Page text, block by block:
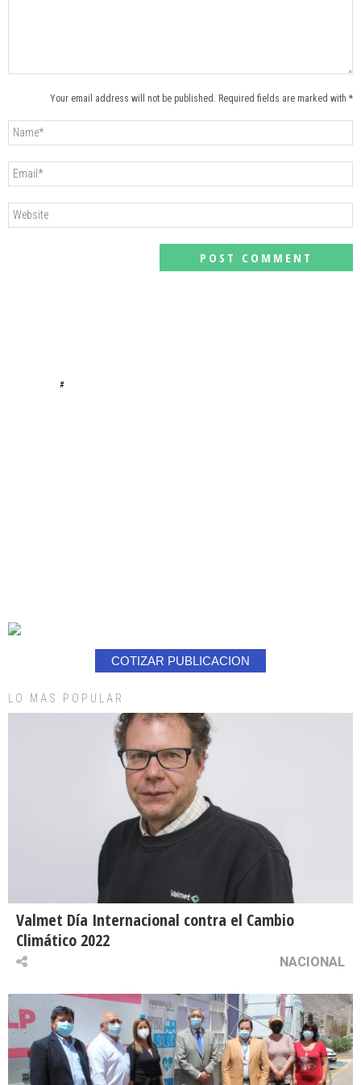
Your email address will not be published. Required fields are marked with *
#
COTIZAR PUBLICACION
LO MAS POPULAR
Valmet Día Internacional contra el Cambio
Climático 2022
NACIONAL